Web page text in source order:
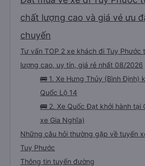
chất lượng cao và giá vé ưu
chuyến
Tư vấn TOP 2 xe khách đi Tuy Phước
lượng cao, uy tín, giá rẻ nhất 08/2026
🚌 1. Xe Hưng Thủy (Bình Định)
Quốc Lộ 14
🚌 2. Xe Quốc Đạt khởi hành tại
xe Gia Nghĩa)
Những câu hỏi thường gặp về tuyến
Tuy Phước
Thông tin tuyến đường